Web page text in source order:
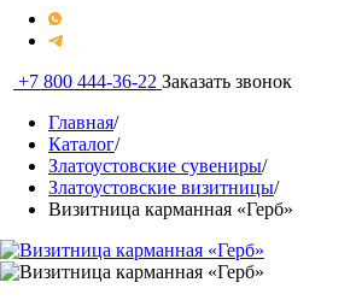
+7 800 444-36-22 Заказать звонок
Главная/
Каталог/
Златоустовские сувениры/
Златоустовские визитницы/
Визитница карманная «Герб»